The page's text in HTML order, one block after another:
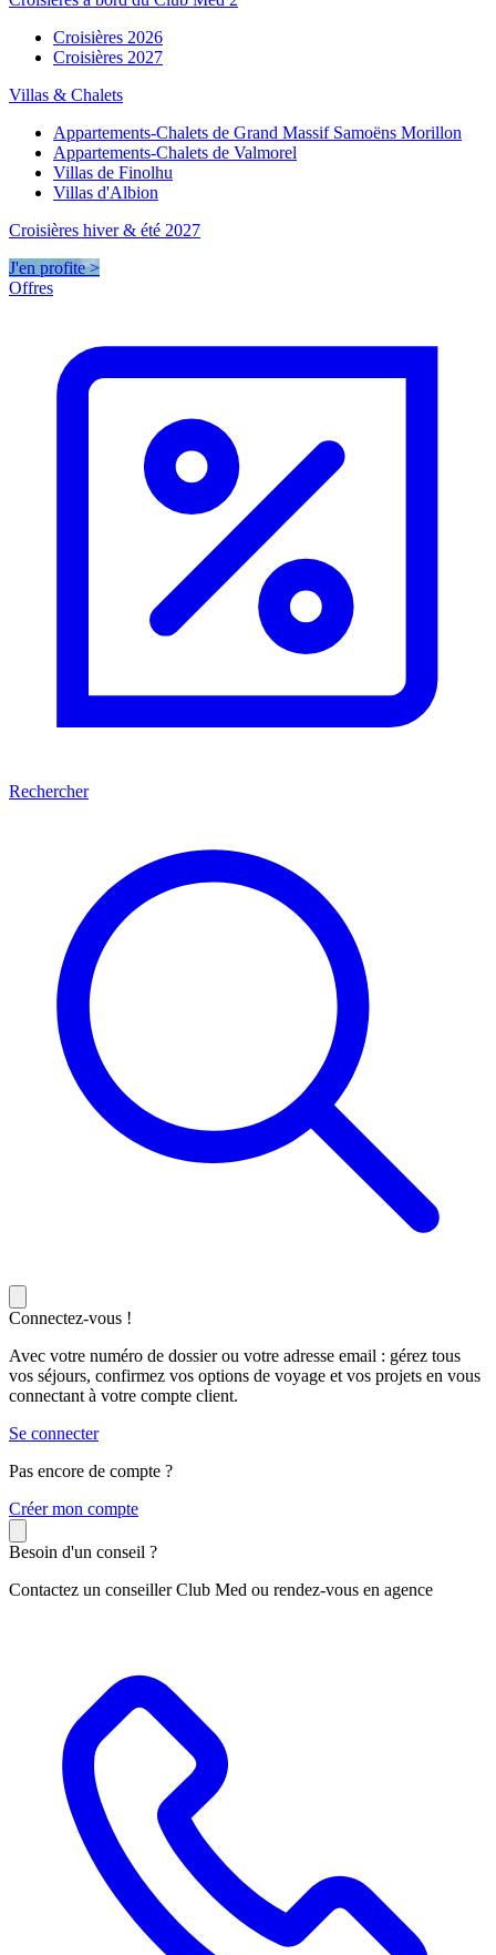
Croisières 2026
Croisières 2027
Villas & Chalets
Appartements-Chalets de Grand Massif Samoëns Morillon
Appartements-Chalets de Valmorel
Villas de Finolhu
Villas d'Albion
Croisières hiver & été 2027
J'en profite >
Offres
Rechercher
Connectez-vous !
Avec votre numéro de dossier ou votre adresse email : gérez tous
vos séjours, confirmez vos options de voyage et vos projets en vous
connectant à votre compte client.
Se connecter
Pas encore de compte ?
Créer mon compte
Besoin d'un conseil ?
Contactez un conseiller Club Med ou rendez-vous en agence